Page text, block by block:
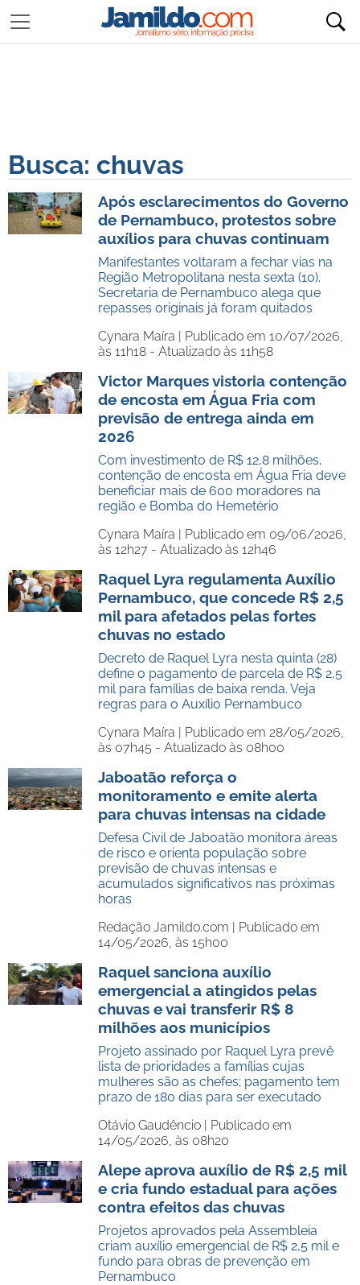
Busca: chuvas
Após esclarecimentos do Governo
de Pernambuco, protestos sobre
auxílios para chuvas continuam
Manifestantes voltaram a fechar vias na
Região Metropolitana nesta sexta (10).
Secretaria de Pernambuco alega que
repasses originais já foram quitados
Cynara Maíra | Publicado em 10/07/2026,
às 11h18 - Atualizado às 11h58
Victor Marques vistoria contenção
de encosta em Água Fria com
previsão de entrega ainda em
2026
Com investimento de R$ 12,8 milhões,
contenção de encosta em Água Fria deve
beneficiar mais de 600 moradores na
região e Bomba do Hemetério
Cynara Maíra | Publicado em 09/06/2026,
às 12h27 - Atualizado às 12h46
Raquel Lyra regulamenta Auxílio
Pernambuco, que concede R$ 2,5
mil para afetados pelas fortes
chuvas no estado
Decreto de Raquel Lyra nesta quinta (28)
define o pagamento de parcela de R$ 2,5
mil para famílias de baixa renda. Veja
regras para o Auxílio Pernambuco
Cynara Maíra | Publicado em 28/05/2026,
às 07h45 - Atualizado às 08h00
Jaboatão reforça o
monitoramento e emite alerta
para chuvas intensas na cidade
Defesa Civil de Jaboatão monitora áreas
de risco e orienta população sobre
previsão de chuvas intensas e
acumulados significativos nas próximas
horas
Redação Jamildo.com | Publicado em
14/05/2026, às 15h00
Raquel sanciona auxílio
emergencial a atingidos pelas
chuvas e vai transferir R$ 8
milhões aos municípios
Projeto assinado por Raquel Lyra prevê
lista de prioridades a famílias cujas
mulheres são as chefes; pagamento tem
prazo de 180 dias para ser executado
Otávio Gaudêncio | Publicado em
14/05/2026, às 08h20
Alepe aprova auxílio de R$ 2,5 mil
e cria fundo estadual para ações
contra efeitos das chuvas
Projetos aprovados pela Assembleia
criam auxílio emergencial de R$ 2,5 mil e
fundo para obras de prevenção em
Pernambuco